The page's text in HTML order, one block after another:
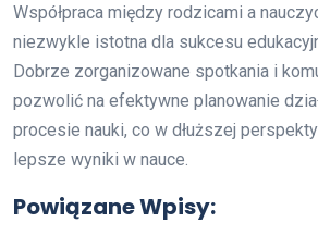
Współpraca między rodzicami a
niezwykle istotna dla sukcesu
Dobrze zorganizowane spotkania i
pozwolić na efektywne planowanie
procesie nauki, co w dłuższej
lepsze wyniki w nauce.
Powiązane Wpisy: